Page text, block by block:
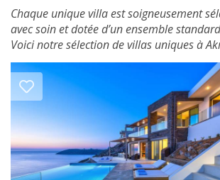
Chaque unique villa est soigneusement
avec soin et dotée d’un ensemble
Voici notre sélection de villas uniques à